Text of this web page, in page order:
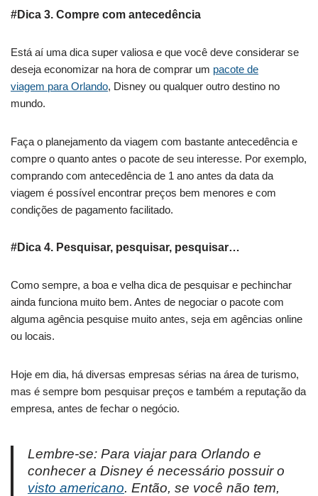
#Dica 3. Compre com antecedência
Está aí uma dica super valiosa e que você deve considerar se
deseja economizar na hora de comprar um pacote de
viagem para Orlando, Disney ou qualquer outro destino no
mundo.
Faça o planejamento da viagem com bastante antecedência e
compre o quanto antes o pacote de seu interesse. Por exemplo,
comprando com antecedência de 1 ano antes da data da
viagem é possível encontrar preços bem menores e com
condições de pagamento facilitado.
#Dica 4. Pesquisar, pesquisar, pesquisar…
Como sempre, a boa e velha dica de pesquisar e pechinchar
ainda funciona muito bem. Antes de negociar o pacote com
alguma agência pesquise muito antes, seja em agências online
ou locais.
Hoje em dia, há diversas empresas sérias na área de turismo,
mas é sempre bom pesquisar preços e também a reputação da
empresa, antes de fechar o negócio.
Lembre-se: Para viajar para Orlando e
conhecer a Disney é necessário possuir o
visto americano. Então, se você não tem,